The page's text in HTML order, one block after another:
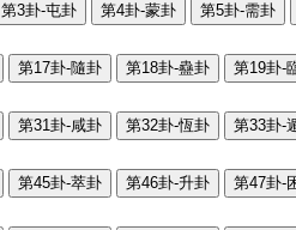
第3卦-屯卦 第4卦-蒙卦 第5卦-需卦
第17卦-隨卦 第18卦-蠱卦 第19卦-
第31卦-咸卦 第32卦-恆卦 第33卦-
第45卦-萃卦 第46卦-升卦 第47卦-